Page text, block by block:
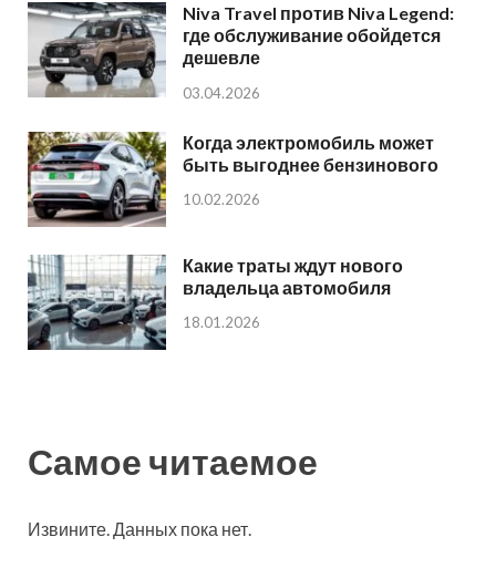
Niva Travel против Niva Legend:
где обслуживание обойдется
дешевле
03.04.2026
Когда электромобиль может
быть выгоднее бензинового
10.02.2026
Какие траты ждут нового
владельца автомобиля
18.01.2026
Самое читаемое
Извините. Данных пока нет.